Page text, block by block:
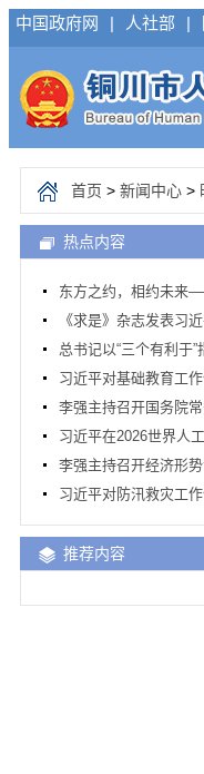
中国政府网 | 人社部 |
首页 > 新闻中心 >
热点内容
东方之约，相约未来
《求是》杂志发表习
总书记以“三个有利于”
习近平对基础教育工
李强主持召开国务院
习近平在2026世界人
李强主持召开经济形
习近平对防汛救灾工
推荐内容